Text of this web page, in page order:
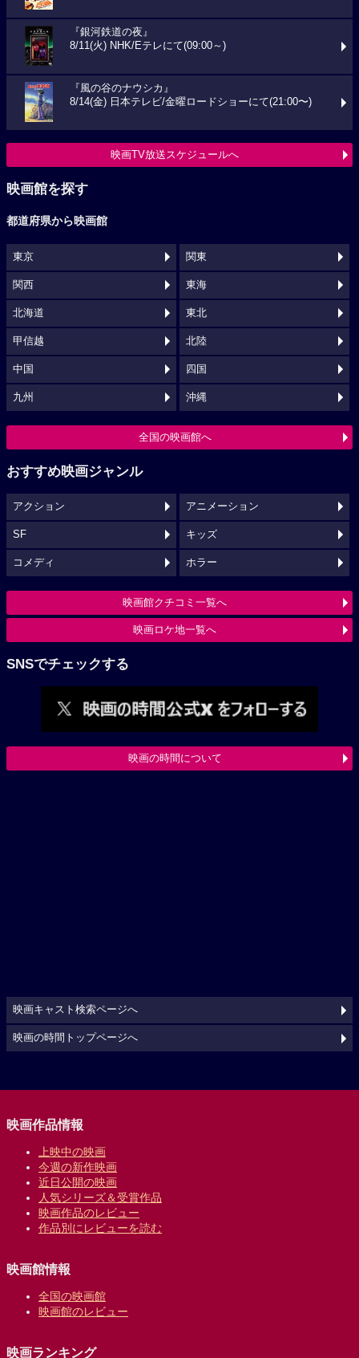
『銀河鉄道の夜』
8/11(火) NHK/Eテレにて(09:00～)
『風の谷のナウシカ』
8/14(金) 日本テレビ/金曜ロードショーにて(21:00〜)
映画TV放送スケジュールへ
映画館を探す
都道府県から映画館
東京 関東
関西 東海
北海道 東北
甲信越 北陸
中国 四国
九州 沖縄
全国の映画館へ
おすすめ映画ジャンル
アクション アニメーション
SF キッズ
コメディ ホラー
映画館クチコミ一覧へ
映画ロケ地一覧へ
SNSでチェックする
映画の時間について
映画キャスト検索ページへ
映画の時間トップページへ
映画作品情報
上映中の映画
今週の新作映画
近日公開の映画
人気シリーズ＆受賞作品
映画作品のレビュー
作品別にレビューを読む
映画館情報
全国の映画館
映画館のレビュー
映画ランキング